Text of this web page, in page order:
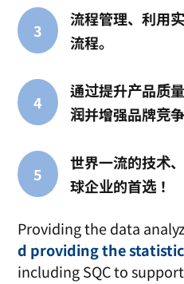
3
流程管理、利用
流程。
4
通过提升产品质
润并增强品牌竞争
5
世界一流的技术
球企业的首选！
Providing the data
d providing the
including SQC to